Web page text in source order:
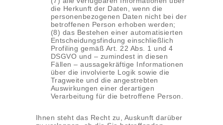
die Herkunft der Daten, wenn die
personenbezogenen Daten nicht bei der
betroffenen Person erhoben werden;
(8) das Bestehen einer automatisierten
Entscheidungsfindung einschließlich
Profiling gemäß Art. 22 Abs. 1 und 4
DSGVO und – zumindest in diesen
Fällen – aussagekräftige Informationen
über die involvierte Logik sowie die
Tragweite und die angestrebten
Auswirkungen einer derartigen
Verarbeitung für die betroffene Person.
Ihnen steht das Recht zu, Auskunft darüber